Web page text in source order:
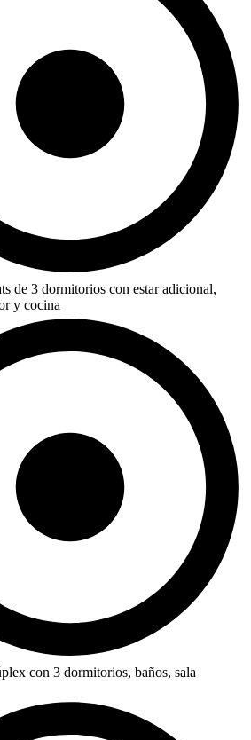
de 3 dormitorios con estar adicional,
y cocina
con 3 dormitorios, baños, sala